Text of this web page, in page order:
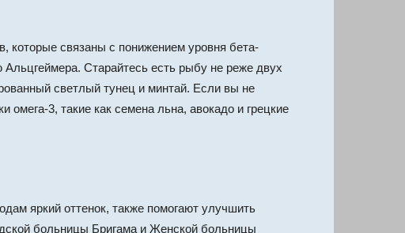
которые связаны с понижением уровня бета-
Альцгеймера. Старайтесь есть рыбу не реже двух
светлый тунец и минтай. Если вы не
3, такие как семена льна, авокадо и грецкие
яркий оттенок, также помогают улучшить
больницы Бригама и Женской больницы